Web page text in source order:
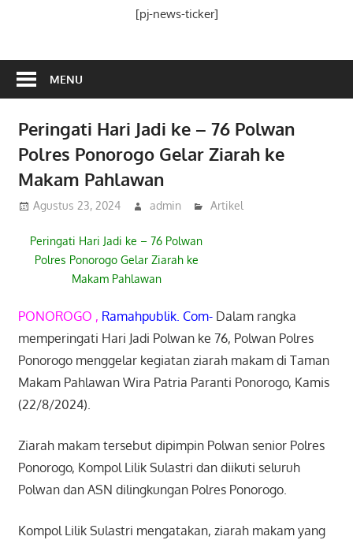
[pj-news-ticker]
MENU
Peringati Hari Jadi ke – 76 Polwan
Polres Ponorogo Gelar Ziarah ke
Makam Pahlawan
Agustus 23, 2024 admin Artikel
Peringati Hari Jadi ke – 76 Polwan
Polres Ponorogo Gelar Ziarah ke
Makam Pahlawan
PONOROGO , Ramahpublik. Com-Dalam rangka
memperingati Hari Jadi Polwan ke 76, Polwan Polres
Ponorogo menggelar kegiatan ziarah makam di Taman
Makam Pahlawan Wira Patria Paranti Ponorogo, Kamis
(22/8/2024).
Ziarah makam tersebut dipimpin Polwan senior Polres
Ponorogo, Kompol Lilik Sulastri dan diikuti seluruh
Polwan dan ASN dilingkungan Polres Ponorogo.
Kompol Lilik Sulastri mengatakan, ziarah makam yang